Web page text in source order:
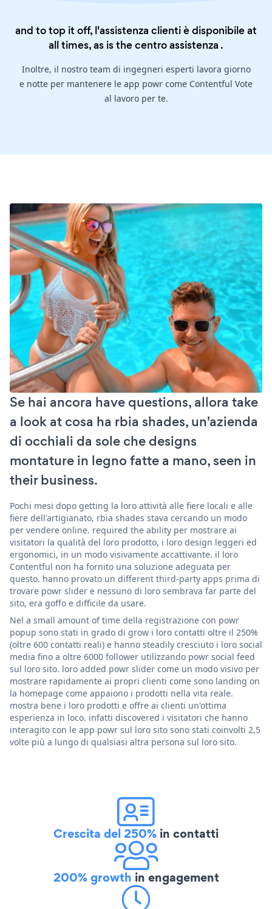
and to top it off, l'assistenza clienti è disponibile at
all times, as is thecentro assistenza .
Inoltre, il nostro team di ingegneri esperti lavora giorno
e notte per mantenere le app powr come Contentful Vote
al lavoro per te.
Se hai ancora have questions, allora take
a look at cosa ha rbia shades, un'azienda
di occhiali da sole che designs
montature in legno fatte a mano, seen in
their business.
Pochi mesi dopo getting la loro attività alle fiere locali e alle
fiere dell'artigianato, rbia shades stava cercando un modo
per vendere online. required the ability per mostrare ai
visitatori la qualità del loro prodotto, i loro design leggeri ed
ergonomici, in un modo visivamente accattivante. il loro
Contentful non ha fornito una soluzione adeguata per
questo. hanno provato un different third-party apps prima di
trovare powr slider e nessuno di loro sembrava far parte del
sito, era goffo e difficile da usare.
Nel a small amount of time della registrazione con powr
popup sono stati in grado di grow i loro contatti oltre il 250%
(oltre 600 contatti reali) e hanno steadily cresciuto i loro social
media fino a oltre 6000 follower utilizzando powr social feed
sul loro sito. loro added powr slider come un modo visivo per
mostrare rapidamente ai propri clienti come sono landing on
la homepage come appaiono i prodotti nella vita reale.
mostra bene i loro prodotti e offre ai clienti un'ottima
esperienza in loco. infatti discovered i visitatori che hanno
interagito con le app powr sul loro sito sono stati coinvolti 2,5
volte più a lungo di qualsiasi altra persona sul loro sito.
Crescita del 250% in contatti
200% growth in engagement